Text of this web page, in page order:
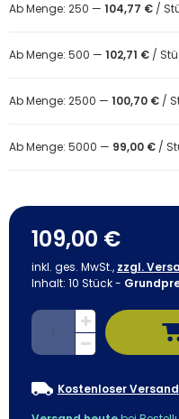
Ab Menge: 250 — 104,77 € /
Ab Menge: 500 — 102,71 € /
Ab Menge: 2500 — 100,70 € /
Ab Menge: 5000 — 99,00 € /
109,00 €
inkl. ges. MwSt., zzgl.
Inhalt: 10 Stück-
Kostenloser Versand